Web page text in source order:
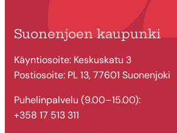
Suonenjoen kaupunki
Käyntiosoite: Keskuskatu 3
Postiosoite: PL 13, 77601 Suonenjoki
Puhelinpalvelu (9.00–15.00):
+358 17 513 311